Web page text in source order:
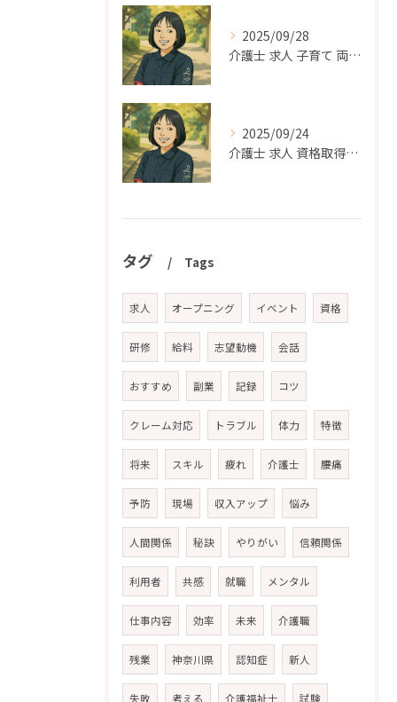
2025/09/28
介護士 求人 子育て 両立｜平塚市で家庭と仕事を両立できる働き方を探す
2025/09/24
介護士 求人 資格取得支援｜平塚市でスキルアップできる職場の選び方
タグ Tags
求人 オープニング イベント 資格
研修 給料 志望動機 会話
おすすめ 副業 記録 コツ
クレーム対応 トラブル 体力 特徴
将来 スキル 疲れ 介護士 腰痛
予防 現場 収入アップ 悩み
人間関係 秘訣 やりがい 信頼関係
利用者 共感 就職 メンタル
仕事内容 効率 未来 介護職
残業 神奈川県 認知症 新人
失敗 考える 介護福祉士 試験